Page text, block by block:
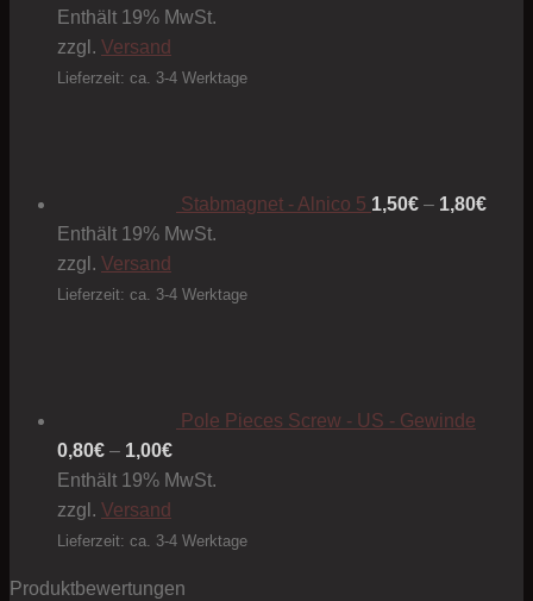
Enthält 19% MwSt.
zzgl. Versand
Lieferzeit: ca. 3-4 Werktage
Stabmagnet - Alnico 5 1,50€ – 1,80€1,80€
Enthält 19% MwSt.
zzgl. Versand
Lieferzeit: ca. 3-4 Werktage
Pole Pieces Screw - US - Gewinde
0,80€ – 1,00€Preisspanne:
0,80€
1,00€
Enthält 19% MwSt.
zzgl. Versand
Lieferzeit: ca. 3-4 Werktage
Produktbewertungen